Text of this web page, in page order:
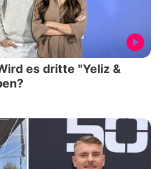
es dritte "Yeliz &